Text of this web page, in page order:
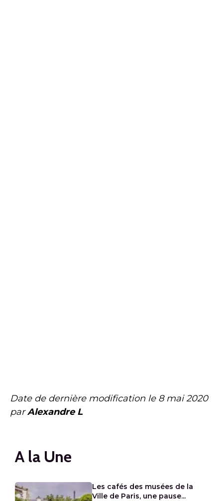
Date de dernière modification le 8 mai 2020
parAlexandre L
A la Une
Les cafés des musées de la
Ville de Paris, une pause...